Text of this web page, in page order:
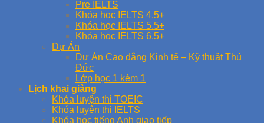
Pre IELTS
Khóa học IELTS 4.5+
Khóa học IELTS 5.5+
Khóa học IELTS 6.5+
Dự Án
Dự Án Cao đẳng Kinh tế – Kỹ thuật Thủ
Đức
Lớp học 1 kèm 1
Lịch khai giảng
Khóa luyện thi TOEIC
Khóa luyện thi IELTS
Khóa học tiếng Anh giao tiếp